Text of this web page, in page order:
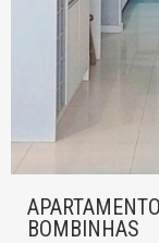
BOMBINHAS